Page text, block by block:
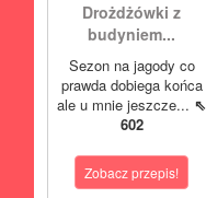
Drożdżówki z
budyniem...
Sezon na jagody co
prawda dobiega końca
ale u mnie jeszcze... ⇖
602
Zobacz przepis!